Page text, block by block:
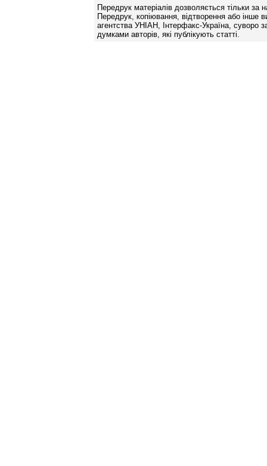
Передрук матеріалів дозволяється тільки за
Передрук, копіювання, відтворення або інше
агентства УНІАН, Інтерфакс-Україна, суворо
думками авторів, які публікують статті.